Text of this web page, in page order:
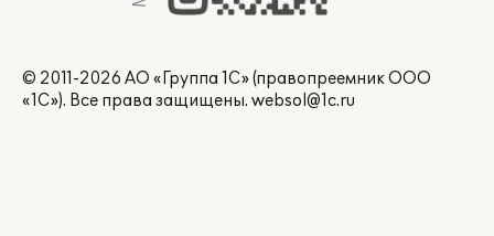
© 2011-2026 АО «Группа 1С» (правопреемник ООО
«1С»). Все права защищены. websol@1c.ru